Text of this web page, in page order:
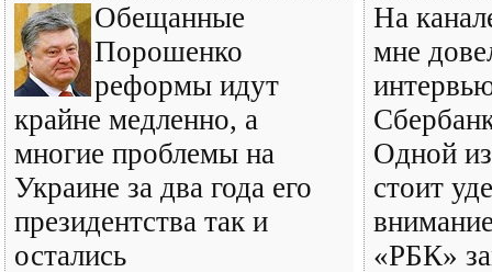
Обещанные
Порошенко
реформы идут
крайне медленно, а
многие проблемы на
Украине за два года его
президентства так и
остались
На
мне
Одной
стоит
«РБК»